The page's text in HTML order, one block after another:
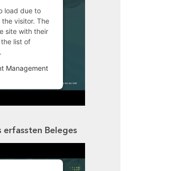
load due to
visitor. The
site with their
list of
Management
Beleges